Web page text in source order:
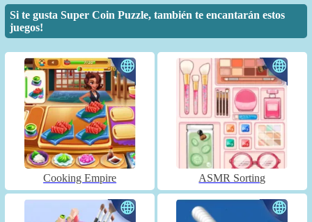
Si te gusta Super Coin Puzzle, también te encantarán estos
juegos!
Cooking Empire ASMR Sorting